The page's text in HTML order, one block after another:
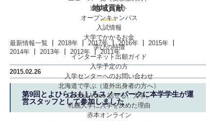
進学イベント
オープンキャンパス
入試情報
大学でかかるお金
学びの特徴
インターネット出願ガイド
入学予定の方
入学センターへのお問い合わせ
北海道で学ぶ （道外出身者の方へ）
Colorful-Voice話せる、大学。
札幌大学に入学を決めた理由
赤本オンライン
地域貢献
最新情報一覧 2018年 2017年 2016年
2015年
2014年
2013年 2012年 2011年
2015.02.26
第9回とよひらおもしろスノーパークに本学学生が運
営スタッフとして参加しました